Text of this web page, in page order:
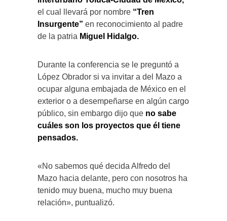
el cual llevará por nombre “Tren
Insurgente” en reconocimiento al padre
de la patria Miguel Hidalgo.
Durante la conferencia se le preguntó a
López Obrador si va invitar a del Mazo a
ocupar alguna embajada de México en el
exterior o a desempeñarse en algún cargo
público, sin embargo dijo que no sabe
cuáles son los proyectos que él tiene
pensados.
«No sabemos qué decida Alfredo del
Mazo hacia delante, pero con nosotros ha
tenido muy buena, mucho muy buena
relación», puntualizó.